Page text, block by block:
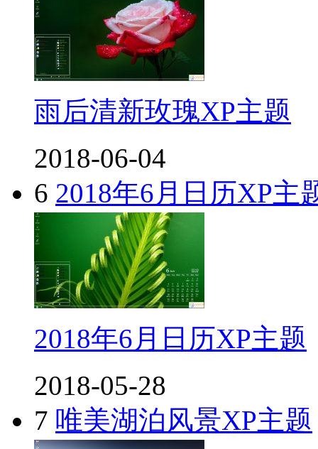
雨后清新玫瑰XP主题
2018-06-04
6 2018年6月日历XP主
2018年6月日历XP主题
2018-05-28
7 唯美湖泊风景XP主题